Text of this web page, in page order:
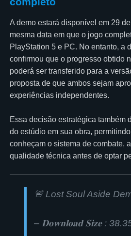
A demo estará disponível em 29
mesma data em que o jogo
PlayStation 5 e PC. No entanto, a
confirmou que o progresso obtido
poderá ser transferido para a
proposta de que ambos sejam
experiências independentes.
Essa decisão estratégica também
do estúdio em sua obra,
conheçam o sistema de combate,
qualidade técnica antes de optar
🚨 Lost Soul Aside
– 𝐃𝐨𝐰𝐧𝐥𝐨𝐚𝐝 𝐒𝐢𝐳𝐞 :